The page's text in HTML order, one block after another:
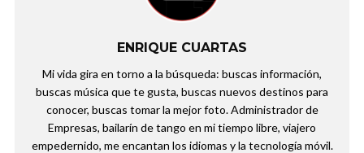
ENRIQUE CUARTAS
Mi vida gira en torno a la búsqueda: buscas información,
buscas música que te gusta, buscas nuevos destinos para
conocer, buscas tomar la mejor foto. Administrador de
Empresas, bailarín de tango en mi tiempo libre, viajero
empedernido, me encantan los idiomas y la tecnología móvil.